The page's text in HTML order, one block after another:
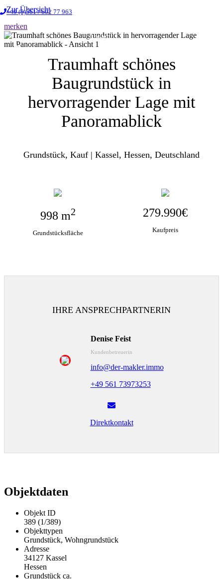
+49 (0)561 / 602 77 963
Zur Übersicht
merken
1 / 3
Ansicht 1
❮
Traumhaft schönes
Baugrundstück in
hervorragender Lage mit
Panoramablick
Grundstück, Kauf | Kassel, Hessen, Deutschland
998 m2
Grundstücksfläche
279.990€
Kaufpreis
IHRE ANSPRECHPARTNERIN
Denise Feist
Kundenbetreuerin
info@der-makler.immo
+49 561 73973253
Direktkontakt
Objektdaten
Objekt ID
389 (1/389)
Objekttypen
Grundstück, Wohngrundstück
Adresse
34127 Kassel
Hessen
Grund­stück ca.